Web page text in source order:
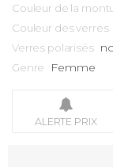
Couleur de la
Couleur des verres
Verres polarisés
Genre Femme
ALERTE PRIX